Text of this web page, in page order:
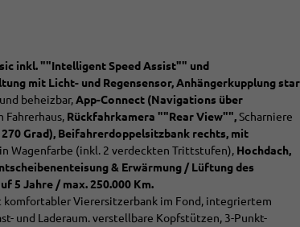
inkl. ""Intelligent Speed Assist"" und
mit Licht- und Regensensor, Anhängerkupplung
beheizbar,App-Connect (Navigations über
Fahrerhaus, Rückfahrkamera ""Rear View"",Scharniere
Grad), Beifahrerdoppelsitzbank rechts, mit
in Wagenfarbe (inkl. 2 verdeckten Trittstufen), Hochdach,
& Erwärmung / Lüftung des
5 Jahre / max. 250.000 Km.
komfortabler Vierersitzerbank im Fond, integriertem
und Laderaum. verstellbare Kopfstützen, 3-Punkt-